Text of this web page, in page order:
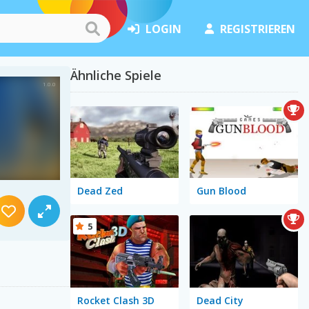
LOGIN REGISTRIEREN
Ähnliche Spiele
Dead Zed Gun Blood
Rocket Clash 3D
5
Dead City